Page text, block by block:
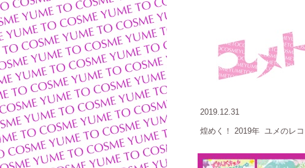
2019.12.31
煌めく！ 2019年 ユメのレ